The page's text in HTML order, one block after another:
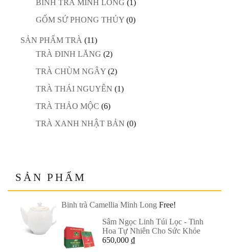
BÌNH TRÀ MINH LONG (1)
GỐM SỨ PHONG THỦY (0)
SẢN PHẨM TRÀ (11)
TRÀ ĐINH LĂNG (2)
TRÀ CHÙM NGÂY (2)
TRÀ THÁI NGUYÊN (1)
TRÀ THẢO MỘC (6)
TRÀ XANH NHẬT BẢN (0)
SẢN PHẨM
Binh trà Camellia Minh Long Free!
Sâm Ngọc Linh Túi Lọc - Tinh
Hoa Tự Nhiên Cho Sức Khỏe
650,000 ₫